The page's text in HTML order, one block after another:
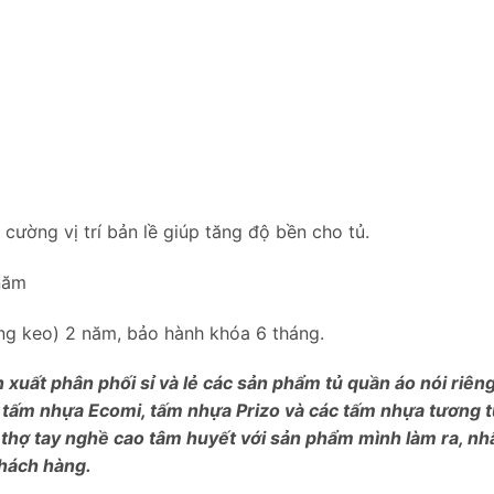
vị trí bản lề giúp tăng độ bền cho tủ.
keo) 2 năm, bảo hành khóa 6 tháng.
phân phối sỉ và lẻ các sản phẩm tủ quần áo nói
nhựa Ecomi, tấm nhựa Prizo và các tấm nhựa tương
tay nghề cao tâm huyết với sản phẩm mình làm ra,
hàng.